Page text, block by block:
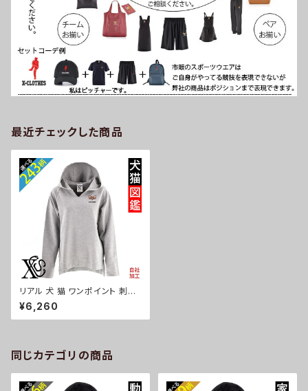
最近チェックした商品
リアル 犬 猫 ワンポイント 刺繍
Vネック スムース ゆったり パー
カー レディース トップス 着心地
も抜群 雑貨 グッズ 自社ブラン
ィエ ビションフリーゼ クリスマ
ス ori-aw-pkn5-g10-s
¥6,260
同じカテゴリの商品